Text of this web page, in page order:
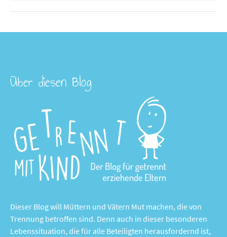
Über diesen Blog
Dieser Blog will Müttern und Vätern Mut machen, die von
Trennung betroffen sind. Denn auch in dieser besonderen
Lebenssituation, die für alle Beteiligten herausfordernd ist,